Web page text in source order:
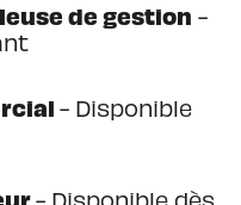
de gestion -
- Disponible